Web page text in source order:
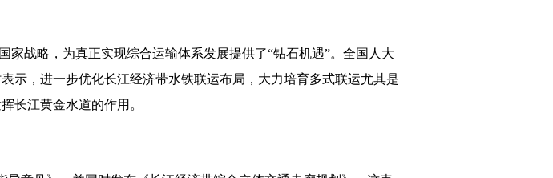
战略，为真正实现综合运输体系发展提供了“钻石机遇”。全国人大
示，进一步优化长江经济带水铁联运布局，大力培育多式联运尤其是
长江黄金水道的作用。